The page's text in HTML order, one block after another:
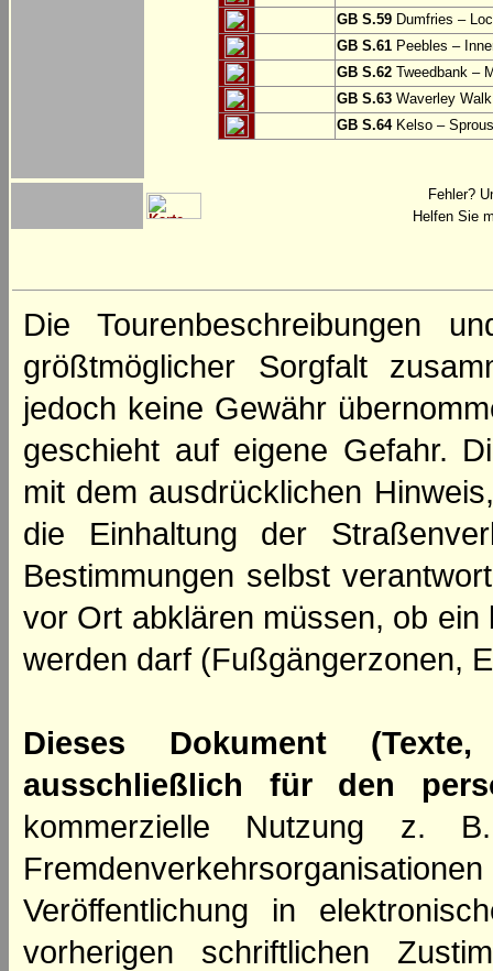
GB S.59 Dumfries –
GB S.61 Peebles –
GB S.62 Tweedbank –
GB S.63 Waverley
GB S.64Kelso –
Fehler?
Helfen Sie
Die Tourenbeschreibungen
größtmöglicher Sorgfalt
jedoch keine Gewähr
geschieht auf eigene Gefahr.
mit dem ausdrücklichen
die Einhaltung der
Bestimmungen selbst
vor Ort abklären müssen, ob
werden darf (Fußgängerzonen,
Dieses Dokument
ausschließlich für den
kommerzielle Nutzung z.
Veröffentlichung in
vorherigen schriftlichen